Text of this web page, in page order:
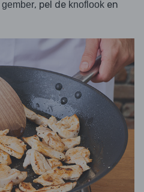
gember, pel de knoflook en